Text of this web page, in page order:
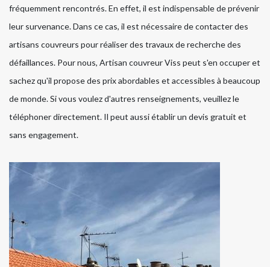
fréquemment rencontrés. En effet, il est indispensable de prévenir
leur survenance. Dans ce cas, il est nécessaire de contacter des
artisans couvreurs pour réaliser des travaux de recherche des
défaillances. Pour nous, Artisan couvreur Viss peut s'en occuper et
sachez qu'il propose des prix abordables et accessibles à beaucoup
de monde. Si vous voulez d'autres renseignements, veuillez le
téléphoner directement. Il peut aussi établir un devis gratuit et
sans engagement.